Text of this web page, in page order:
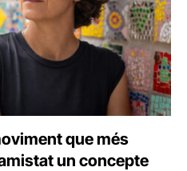
que més
un concepte